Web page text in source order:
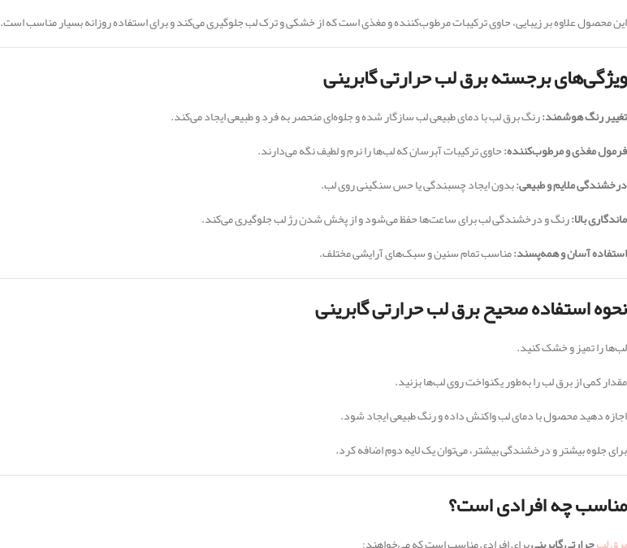
این محصول علاوه بر زیبایی، حاوی ترکیبات مرطوب‌کننده و مغذی است که از خشکی و ترک لب جلوگیری می‌کند و برای استفاده روزانه بسیار مناسب است.
ویژگی‌های برجسته برق لب حرارتی گابرینی
تغییر رنگ هوشمند:رنگ برق لب با دمای طبیعی لب سازگار شده و جلوه‌ای منحصر به فرد و طبیعی ایجاد می‌کند.
فرمول مغذی و مرطوب‌کننده:حاوی ترکیبات آبرسان که لب‌ها را نرم و لطیف نگه می‌دارند.
درخشندگی ملایم و طبیعی:بدون ایجاد چسبندگی یا حس سنگینی روی لب.
ماندگاری بالا:رنگ و درخشندگی لب برای ساعت‌ها حفظ می‌شود و از پخش شدن رژ لب جلوگیری می‌کند.
استفاده آسان و همه‌پسند:مناسب تمام سنین و سبک‌های آرایشی مختلف.
نحوه استفاده صحیح برق لب حرارتی گابرینی
لب‌ها را تمیز و خشک کنید.
مقدار کمی از برق لب را به‌طور یکنواخت روی لب‌ها بزنید.
اجازه دهید محصول با دمای لب واکنش داده و رنگ طبیعی ایجاد شود.
برای جلوه بیشتر و درخشندگی بیشتر، می‌توان یک لایه دوم اضافه کرد.
مناسب چه افرادی است؟